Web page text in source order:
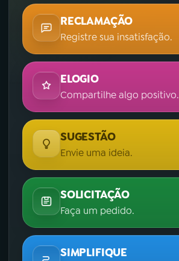
RECLAMAÇÃO
Registre sua insatisfação.
ELOGIO
Compartilhe algo positivo.
SUGESTÃO
Envie uma ideia.
SOLICITAÇÃO
Faça um pedido.
SIMPLIFIQUE